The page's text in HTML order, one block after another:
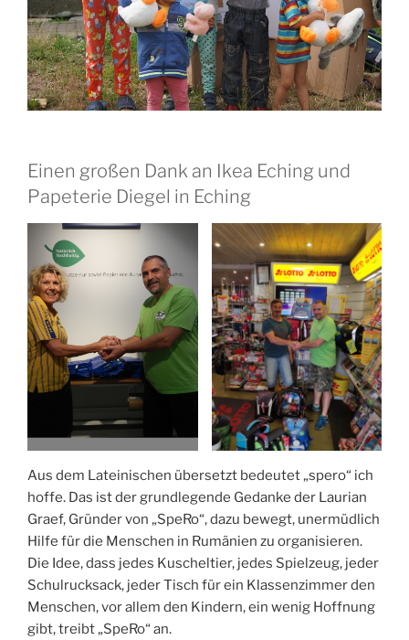
Einen großen Dank an Ikea Eching und
Papeterie Diegel in Eching
Aus dem Lateinischen übersetzt bedeutet „spero“ ich
hoffe. Das ist der grundlegende Gedanke der Laurian
Graef, Gründer von „SpeRo“, dazu bewegt, unermüdlich
Hilfe für die Menschen in Rumänien zu organisieren.
Die Idee, dass jedes Kuscheltier, jedes Spielzeug, jeder
Schulrucksack, jeder Tisch für ein Klassenzimmer den
Menschen, vor allem den Kindern, ein wenig Hoffnung
gibt, treibt „SpeRo“ an.